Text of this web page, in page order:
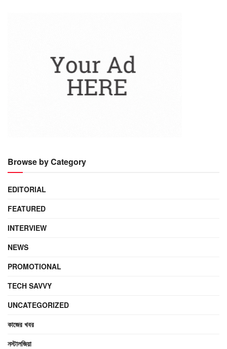
Browse by Category
EDITORIAL
FEATURED
INTERVIEW
NEWS
PROMOTIONAL
TECH SAVVY
UNCATEGORIZED
কাজের খবর
নস্টালজিয়া